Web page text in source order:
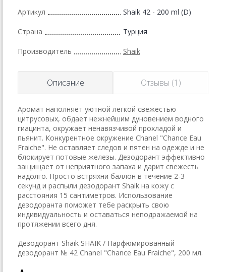
Артикул Shaik 42 - 200 ml (D)
Страна Турция
Производитель Shaik
Описание Отзывы (1)
Аромат наполняет уютной легкой свежестью
цитрусовых, обдает нежнейшим дуновением водного
гиацинта, окружает ненавязчивой прохладой и
пьянит. Конкурентное окружение Chanel "Chance Eau
Fraiche". Не оставляет следов и пятен на одежде и не
блокирует потовые железы. Дезодорант эффективно
защищает от неприятного запаха и дарит свежесть
надолго. Просто встряхни баллон в течение 2-3
секунд и распыли дезодорант Shaik на кожу с
расстояния 15 сантиметров. Использование
дезодоранта поможет тебе раскрыть свою
индивидуальность и оставаться неподражаемой на
протяжении всего дня.
Дезодорант Shaik SHAIK / Парфюмированный
дезодорант № 42 Chanel "Chance Eau Fraiche", 200 мл.